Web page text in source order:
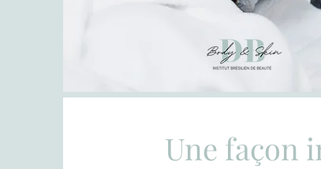
Une façon